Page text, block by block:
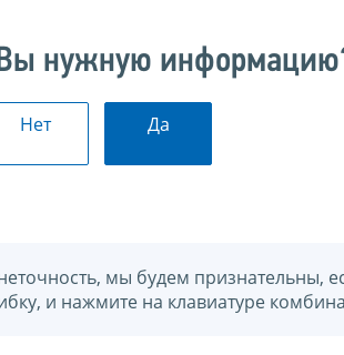
нужную
Нет Да
мы будем признательны,
и нажмите на клавиатуре